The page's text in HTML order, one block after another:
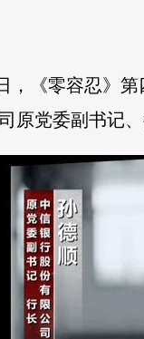
《零容忍》
原党委副书记